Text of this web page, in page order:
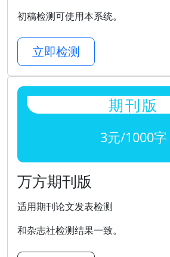
初稿检测可使用本系统。
立即检测
期刊版
3元/1000字
万方期刊版
适用期刊论文发表检测
和杂志社检测结果一致。